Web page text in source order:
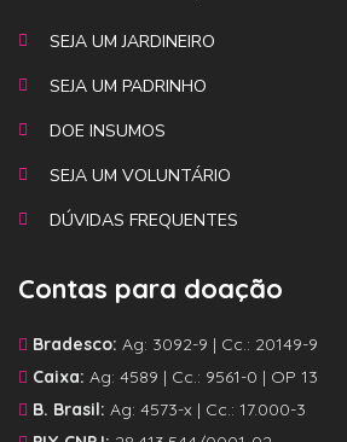
SEJA UM JARDINEIRO
SEJA UM PADRINHO
DOE INSUMOS
SEJA UM VOLUNTÁRIO
DÚVIDAS FREQUENTES
Contas para doação
Bradesco: Ag: 3092-9 | Cc.: 20149-9
Caixa: Ag: 4589 | Cc.: 9561-0 | OP 13
B. Brasil: Ag: 4573-x | Cc.: 17.000-3